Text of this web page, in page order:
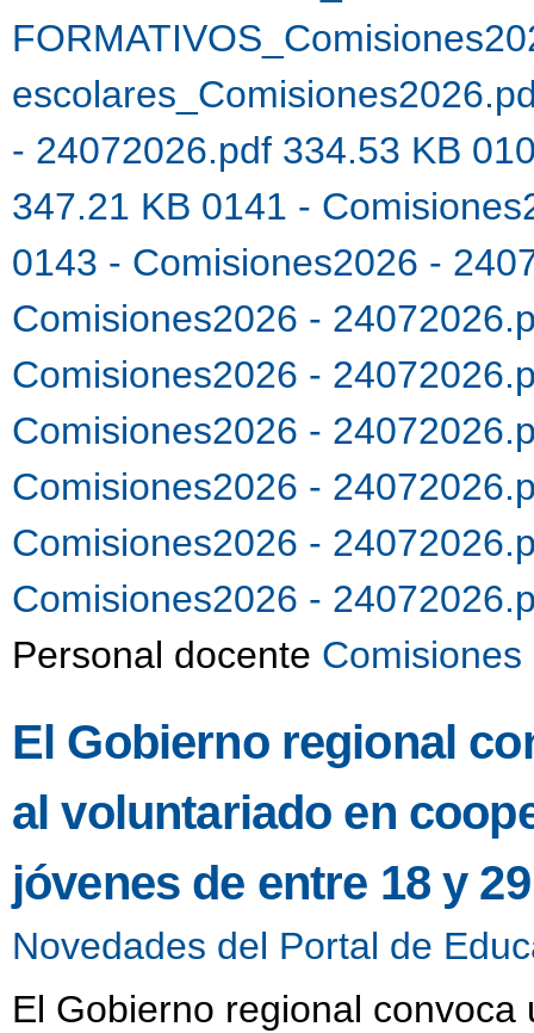
- 24072026.pdf 334.53 KB
347.21 KB 0141 -
0143 - Comisiones2026 -
Comisiones2026 -
Comisiones2026 -
Comisiones2026 -
Comisiones2026 -
Comisiones2026 -
Comisiones2026 -
Personal docente
El Gobierno regional
al voluntariado en
jóvenes de entre 18 y
Novedades del Portal de
El Gobierno regional